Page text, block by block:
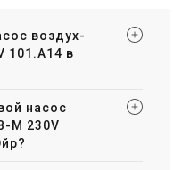
воздух-
101.A14 в
насос
M 230V